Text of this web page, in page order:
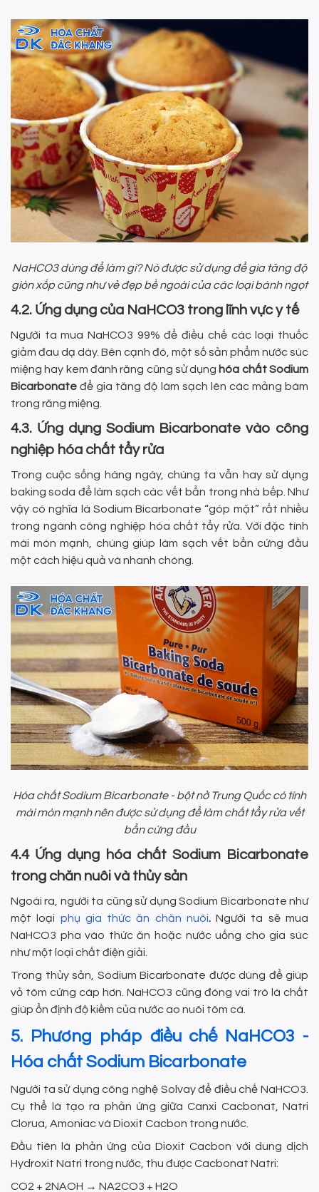
NaHCO3 dùng để làm gì? Nóđược sử dụng để gia tăng độ
giòn xốp cũng như vẻ đẹp bề ngoài của các loại bánh ngọt
4.2. Ứng dụng của NaHCO3 trong lĩnh vực y tế
Người ta mua NaHCO3 99% để điều chế các loại thuốc
giảm đau dạ dày. Bên cạnh đó, một số sản phẩm nước súc
miệng hay kem đánh răng cũng sử dụng hóa chất Sodium
Bicarbonate để gia tăng độ làm sạch lên các mảng bám
trong răng miệng.
4.3. Ứng dụng Sodium Bicarbonate vào công
nghiệp hóa chất tẩy rửa
Trong cuộc sống hàng ngày, chúng ta vẫn hay sử dụng
baking soda để làm sạch các vết bẩn trong nhà bếp. Như
vậy có nghĩa là Sodium Bicarbonate “góp mặt” rất nhiều
trong ngành công nghiệp hóa chất tẩy rửa. Với đặc tính
mài mòn mạnh, chúng giúp làm sạch vết bẩn cứng đầu
một cách hiệu quả và nhanh chóng.
Hóa chất Sodium Bicarbonate - bột nở Trung Quốc có tính
mài mòn mạnh nên được sử dụng để làm chất tẩy rửa vết
bẩn cứng đầu
4.4 Ứng dụng hóa chất Sodium Bicarbonate
trong chăn nuôi và thủy sản
Ngoài ra, người ta cũng sử dụng Sodium Bicarbonate như
một loại phụ gia thức ăn chăn nuôi.Người ta sẽ mua
NaHCO3 pha vào thức ăn hoặc nước uống cho gia súc
như một loại chất điện giải.
Trong thủy sản, Sodium Bicarbonate được dùng để giúp
vỏ tôm cứng cáp hơn. NaHCO3 cũng đóng vai trò là chất
giúp ổn định độ kiềm của nước ao nuôi tôm cá.
5. Phương pháp điều chế NaHCO3 -
Hóa chất Sodium Bicarbonate
Người ta sử dụng công nghệ Solvay để điều chế NaHCO3.
Cụ thể là tạo ra phản ứng giữa Canxi Cacbonat, Natri
Clorua, Amoniac và Dioxit Cacbon trong nước.
Đầu tiên là phản ứng của Dioxit Cacbon với dung dịch
Hydroxit Natri trong nước, thu được Cacbonat Natri:
CO2 + 2NAOH → NA2CO3 + H2O